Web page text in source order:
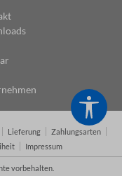
Lieferung
Zahlungsarten
Impressum
vorbehalten.